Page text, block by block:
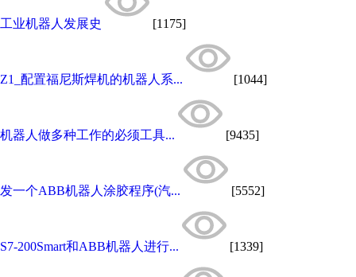
工业机器人发展史 [1175]
Z1_配置福尼斯焊机的机器人系... [1044]
机器人做多种工作的必须工具... [9435]
发一个ABB机器人涂胶程序(汽... [5552]
S7-200Smart和ABB机器人进行... [1339]